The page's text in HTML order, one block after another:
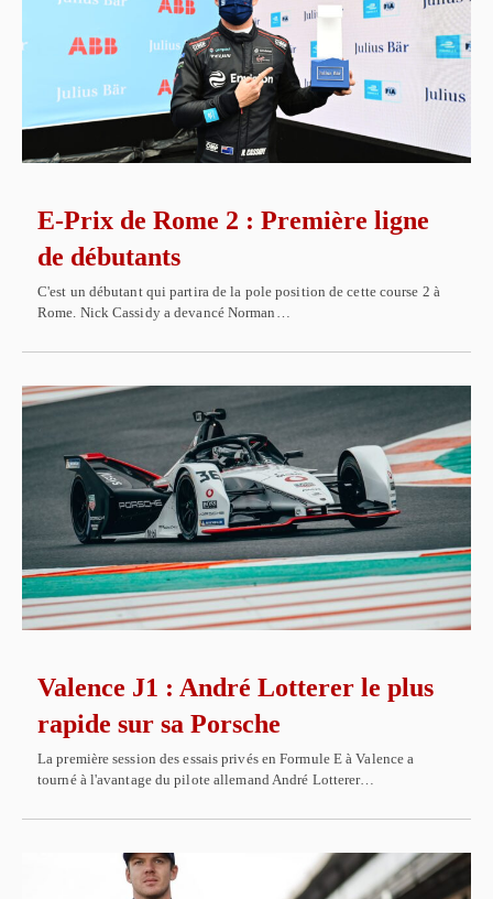
E-Prix de Rome 2 : Première ligne
de débutants
C'est un débutant qui partira de la pole position de cette course 2 à
Rome. Nick Cassidy a devancé Norman…
Valence J1 : André Lotterer le plus
rapide sur sa Porsche
La première session des essais privés en Formule E à Valence a
tourné à l'avantage du pilote allemand André Lotterer…